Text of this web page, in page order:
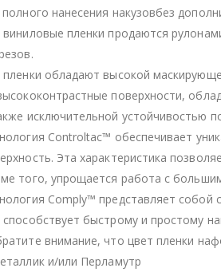
полного нанесения накузовбез
виниловые пленки продаются
пленки обладают высокой
поверхности,
исключительной устойчивостью
Controltac™ обеспечивает
Эта характеристика
того, упрощается работа с
Comply™ представляет собой
способствует быстрому и простому
внимание, что цвет пленки
и/или Перламутр